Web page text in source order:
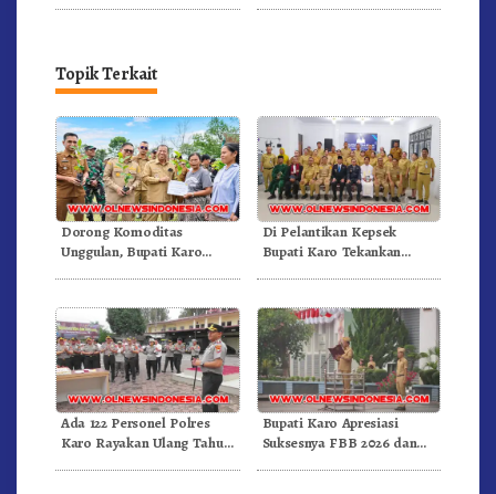
Topik Terkait
Dorong Komoditas
Unggulan, Bupati Karo
Di Pelantikan Kepsek
Bupati Karo Tekankan
Ada 122 Personel Polres
Karo Rayakan Ulang Tahun
Bupati Karo Apresiasi
Suksesnya FBB 2026 dan